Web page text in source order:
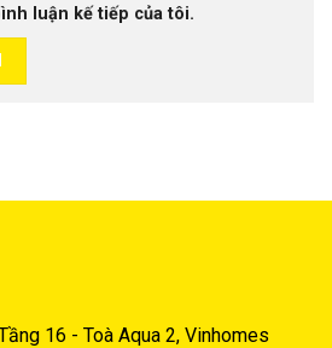
luận kế tiếp của tôi.
16 - Toà Aqua 2, Vinhomes